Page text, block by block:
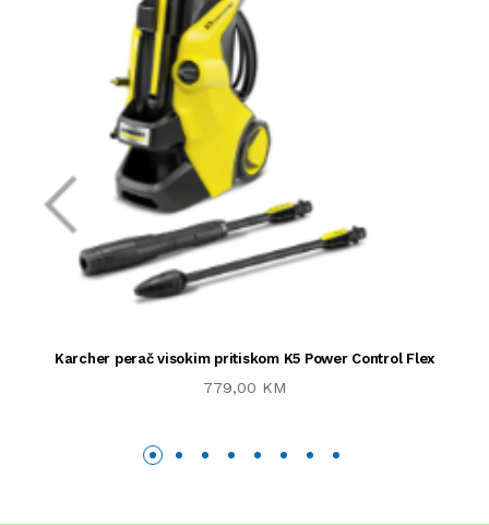
Karcher perač visokim pritiskom K5 Power Control Flex
779,00 KM